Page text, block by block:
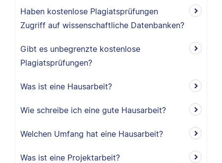
Haben kostenlose Plagiatsprüfungen
Zugriff auf wissenschaftliche Datenbanken?
Gibt es unbegrenzte kostenlose
Plagiatsprüfungen?
Was ist eine Hausarbeit?
Wie schreibe ich eine gute Hausarbeit?
Welchen Umfang hat eine Hausarbeit?
Was ist eine Projektarbeit?